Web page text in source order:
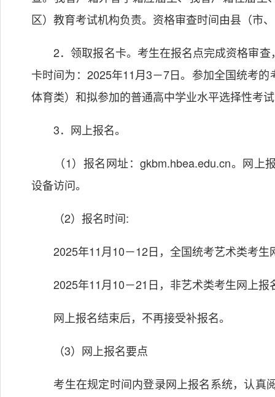
区）教育考试机构负责。资格审查时间由县（市
2．领取报名卡。考生在报名点完成资格审查
卡时间为：2025年11月3－7日。参加全国统考
体育类）和拟参加的普通高中学业水平选择性考
3．网上报名。
（1）报名网址：gkbm.hbea.edu.cn。网上
设备访问。
（2）报名时间:
2025年11月10－12日，全国统考艺术类考生
2025年11月10－21日，非艺术类考生网上报
网上报名结束后，不再接受补报名。
（3）网上报名要点
考生在规定时间内登录网上报名系统，认真